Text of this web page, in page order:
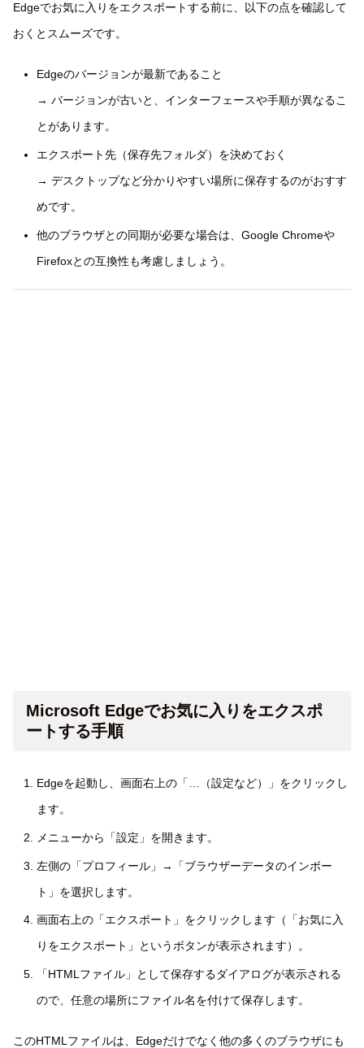
Edgeでお気に入りをエクスポートする前に、以下の点を確認して
おくとスムーズです。
Edgeのバージョンが最新であること
→ バージョンが古いと、インターフェースや手順が異なるこ
とがあります。
エクスポート先（保存先フォルダ）を決めておく
→ デスクトップなど分かりやすい場所に保存するのがおすす
めです。
他のブラウザとの同期が必要な場合は、Google Chromeや
Firefoxとの互換性も考慮しましょう。
Microsoft Edgeでお気に入りをエクスポ
ートする手順
Edgeを起動し、画面右上の「…（設定など）」をクリックし
ます。
メニューから「設定」を開きます。
左側の「プロフィール」→「ブラウザーデータのインポー
ト」を選択します。
画面右上の「エクスポート」をクリックします（「お気に入
りをエクスポート」というボタンが表示されます）。
「HTMLファイル」として保存するダイアログが表示される
ので、任意の場所にファイル名を付けて保存します。
このHTMLファイルは、Edgeだけでなく他の多くのブラウザにも